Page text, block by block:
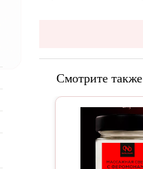
Смотрите также